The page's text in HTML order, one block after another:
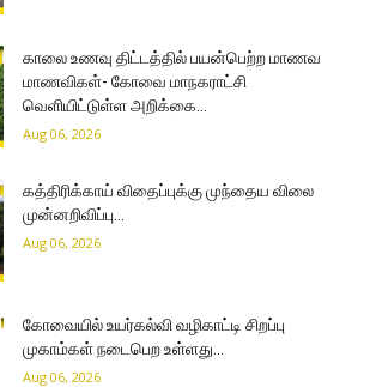
காலை உணவு திட்டத்தில் பயன்பெற்ற மாணவ
மாணவிகள்- கோவை மாநகராட்சி
வெளியிட்டுள்ள அறிக்கை…
Aug 06, 2026
கத்திரிக்காய் விதைப்புக்கு முந்தைய விலை
முன்னறிவிப்பு…
Aug 06, 2026
கோவையில் உயர்கல்வி வழிகாட்டி சிறப்பு
முகாம்கள் நடைபெற உள்ளது…
Aug 06, 2026